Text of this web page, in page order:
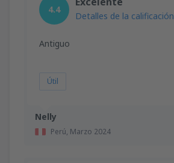
Nelly
Perú, Marzo 2024
4.4
Detalles de la calificación
Antiguo
Útil